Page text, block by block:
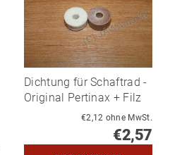
Dichtung für Schaftrad -
Original Pertinax + Filz
€2,12 ohne MwSt.
€2,57